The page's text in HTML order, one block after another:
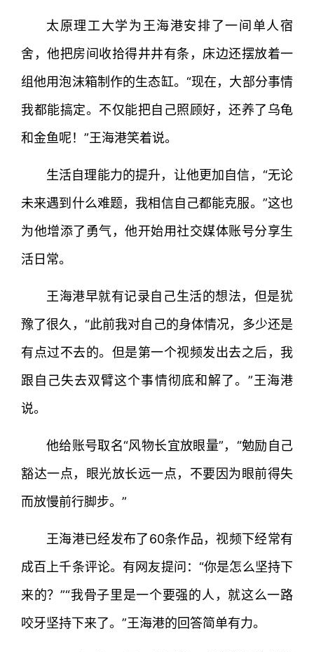
太原理工大学为王海港安排了一间单人宿
舍，他把房间收拾得井井有条，床边还摆放着一
组他用泡沫箱制作的生态缸。“现在，大部分事情
我都能搞定。不仅能把自己照顾好，还养了乌龟
和金鱼呢！”王海港笑着说。
生活自理能力的提升，让他更加自信，“无论
未来遇到什么难题，我相信自己都能克服。”这也
为他增添了勇气，他开始用社交媒体账号分享生
活日常。
王海港早就有记录自己生活的想法，但是犹
豫了很久，“此前我对自己的身体情况，多少还是
有点过不去的。但是第一个视频发出去之后，我
跟自己失去双臂这个事情彻底和解了。”王海港
说。
他给账号取名“风物长宜放眼量”，“勉励自己
豁达一点，眼光放长远一点，不要因为眼前得失
而放慢前行脚步。”
王海港已经发布了60条作品，视频下经常有
成百上千条评论。有网友提问：“你是怎么坚持下
来的？”“我骨子里是一个要强的人，就这么一路
咬牙坚持下来了。”王海港的回答简单有力。